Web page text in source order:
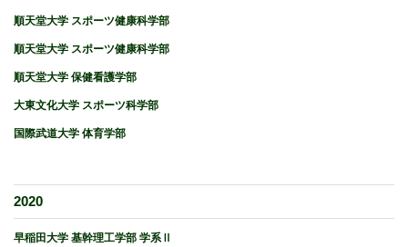
順天堂大学 スポーツ健康科学部
順天堂大学 スポーツ健康科学部
順天堂大学 保健看護学部
大東文化大学 スポーツ科学部
国際武道大学 体育学部
2020
早稲田大学 基幹理工学部 学系Ⅱ